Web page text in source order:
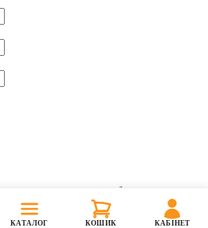
КАТАЛОГ КОШИК КАБІНЕТ
замовлення виробничих послуг.
менеджер для